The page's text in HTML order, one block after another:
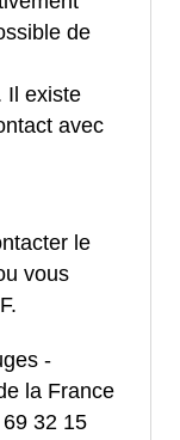
de
Il existe
avec
le
vous
-
la France
32 15